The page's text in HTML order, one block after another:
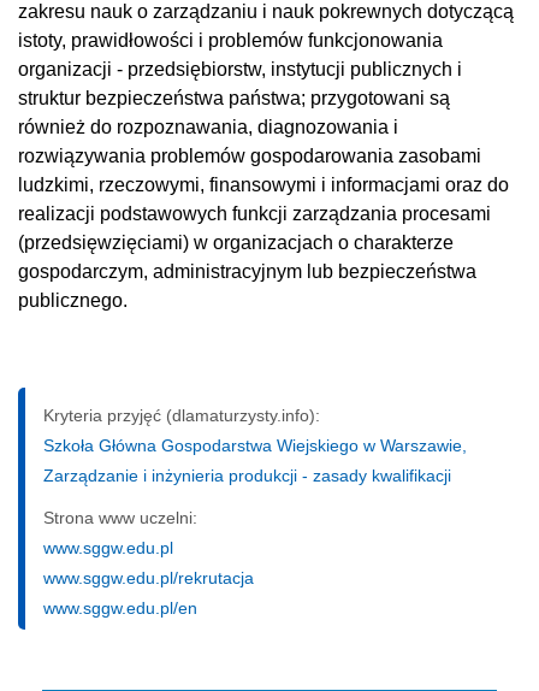
zakresu nauk o zarządzaniu i nauk pokrewnych dotyczącą
istoty, prawidłowości i problemów funkcjonowania
organizacji - przedsiębiorstw, instytucji publicznych i
struktur bezpieczeństwa państwa; przygotowani są
również do rozpoznawania, diagnozowania i
rozwiązywania problemów gospodarowania zasobami
ludzkimi, rzeczowymi, finansowymi i informacjami oraz do
realizacji podstawowych funkcji zarządzania procesami
(przedsięwzięciami) w organizacjach o charakterze
gospodarczym, administracyjnym lub bezpieczeństwa
publicznego.
Kryteria przyjęć (dlamaturzysty.info):
Szkoła Główna Gospodarstwa Wiejskiego w Warszawie,
Zarządzanie i inżynieria produkcji - zasady kwalifikacji
Strona www uczelni:
www.sggw.edu.pl
www.sggw.edu.pl/rekrutacja
www.sggw.edu.pl/en